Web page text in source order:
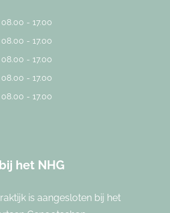
08.00 - 17.00
08.00 - 17.00
08.00 - 17.00
08.00 - 17.00
08.00 - 17.00
het NHG
is aangesloten bij het